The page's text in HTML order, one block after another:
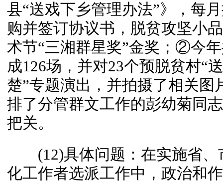
县“送戏下乡管理办法”》，每
购并签订协议书，脱贫攻坚小
术节“三湘群星奖”金奖；②今
成126场，并对23个预脱贫村“
楚”专题演出，并拍摄了相关
排了分管群文工作的彭幼菊同
把关。
(12)具体问题：在实施省、
化工作者选派工作中，政治和